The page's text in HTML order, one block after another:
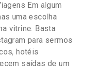
Em algum
uma escolha
vitrine. Basta
para sermos
hotéis
saídas de um